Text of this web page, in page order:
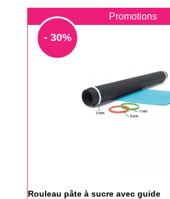
Promotions
- 30%
Rouleau pâte à sucre avec guide